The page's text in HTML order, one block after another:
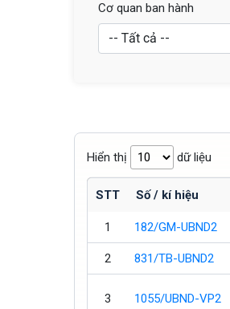
Cơ quan ban hành
Hiển thị dữ liệu
STT Số / kí hiệu
1 182/GM-UBND2
2 831/TB-UBND2
3 1055/UBND-VP2